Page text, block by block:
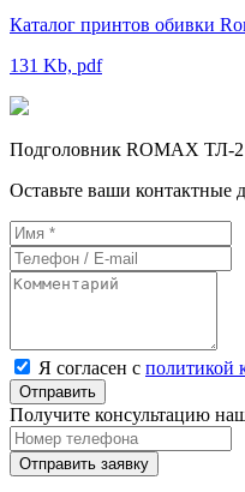
Каталог принтов обивки
131 Kb, pdf
Подголовник ROMAX ТЛ-2
Оставьте ваши контактные
Я согласен с политикой
Отправить
Получите консультацию
Отправить заявку